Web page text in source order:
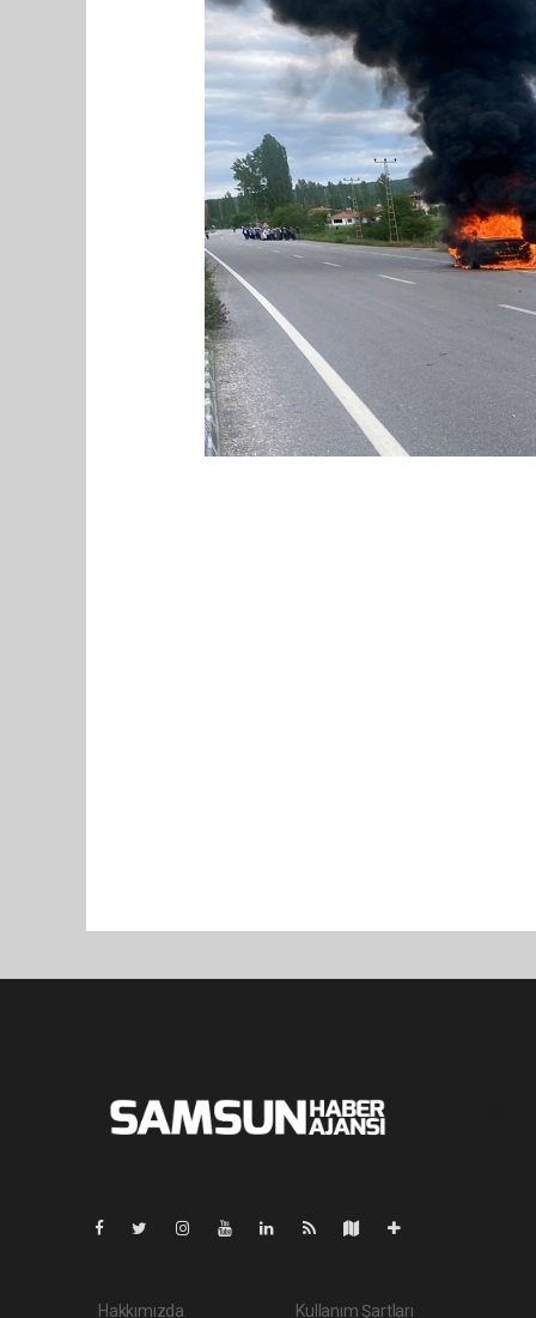
Hakkımızda Kullanım Şartları